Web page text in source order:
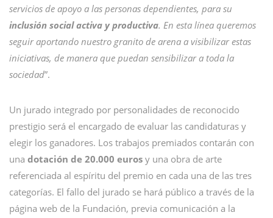
servicios de apoyo a las personas dependientes, para su
inclusión social activa y productiva. En esta línea queremos
seguir aportando nuestro granito de arena a visibilizar estas
iniciativas, de manera que puedan sensibilizar a toda la
sociedad”.
Un jurado integrado por personalidades de reconocido
prestigio será el encargado de evaluar las candidaturas y
elegir los ganadores. Los trabajos premiados contarán con
una dotación de 20.000 euros y una obra de arte
referenciada al espíritu del premio en cada una de las tres
categorías. El fallo del jurado se hará público a través de la
página web de la Fundación, previa comunicación a la